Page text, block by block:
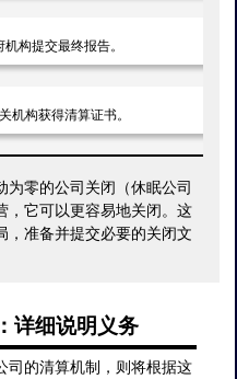
构提交最终报告。
机构获得清算证书。
为零的公司关闭（休眠公司
，它可以更容易地关闭。这
，准备并提交必要的关闭文
详细说明义务
司的清算机制，则将根据这